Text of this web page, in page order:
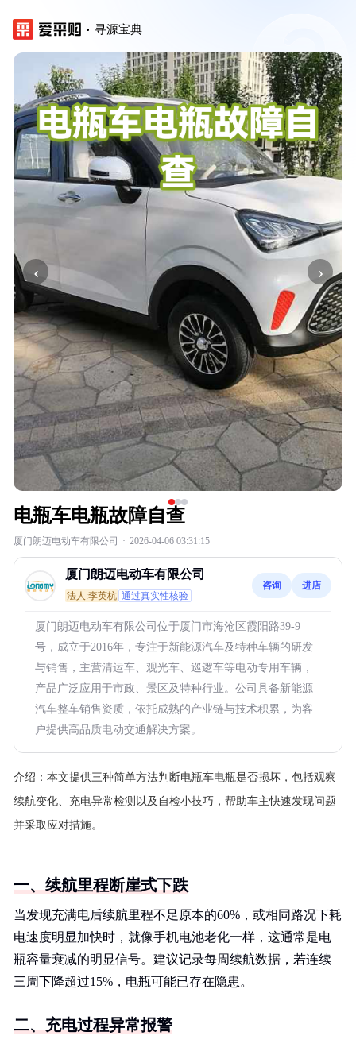
寻源宝典
‹ ›
电瓶车电瓶故障自查
厦门朗迈电动车有限公司 · 2026-04-06 03:31:15
厦门朗迈电动车有限公司
法人:李英杭 通过真实性核验
咨询 进店
厦门朗迈电动车有限公司位于厦门市海沧区霞阳路39-9
号，成立于2016年，专注于新能源汽车及特种车辆的研发
与销售，主营清运车、观光车、巡逻车等电动专用车辆，
产品广泛应用于市政、景区及特种行业。公司具备新能源
汽车整车销售资质，依托成熟的产业链与技术积累，为客
户提供高品质电动交通解决方案。
介绍： 本文提供三种简单方法判断电瓶车电瓶是否损坏，包括观察
续航变化、充电异常检测以及自检小技巧，帮助车主快速发现问题
并采取应对措施。
一、续航里程断崖式下跌
当发现充满电后续航里程不足原本的60%，或相同路况下耗
电速度明显加快时，就像手机电池老化一样，这通常是电
瓶容量衰减的明显信号。建议记录每周续航数据，若连续
三周下降超过15%，电瓶可能已存在隐患。
二、充电过程异常报警